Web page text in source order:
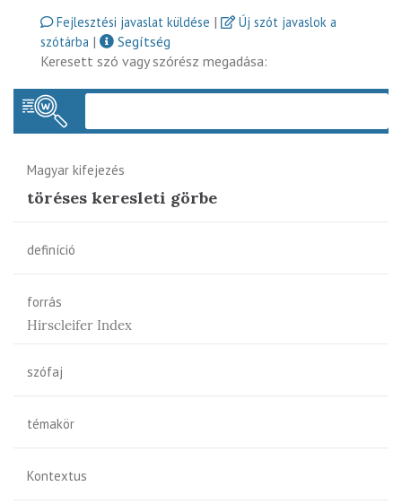
Fejlesztési javaslat küldése |
Új szót javaslok a
szótárba |
Segítség
Keresett szó vagy szórész megadása:
Magyar kifejezés
töréses keresleti görbe
definíció
forrás
Hirscleifer Index
szófaj
témakör
Kontextus